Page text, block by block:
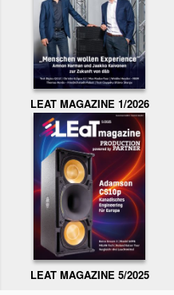
LEAT MAGAZINE 1/2026
LEAT MAGAZINE 5/2025